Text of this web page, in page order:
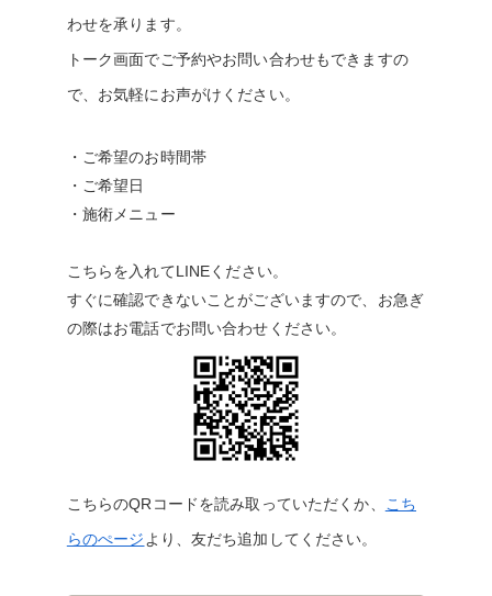
わせを承ります。
トーク画面でご予約やお問い合わせもできますの
で、お気軽にお声がけください。
・ご希望のお時間帯
・ご希望日
・施術メニュー
こちらを入れてLINEください。
すぐに確認できないことがございますので、お急ぎ
の際はお電話でお問い合わせください。
こちらのQRコードを読み取っていただくか、
こち
らのぺージ より、友だち追加してください。